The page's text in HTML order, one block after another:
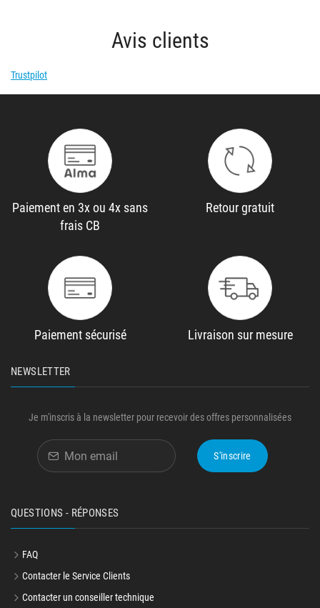
Avis clients
Trustpilot
Paiement en 3x ou 4x sans
frais CB
Retour gratuit
Paiement sécurisé Livraison sur mesure
NEWSLETTER
Je m'inscris à la newsletter pour recevoir des offres personnalisées
S'inscrire
QUESTIONS - RÉPONSES
FAQ
Contacter le Service Clients
Contacter un conseiller technique